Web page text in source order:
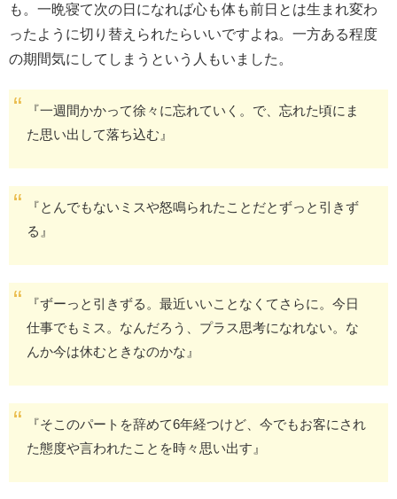
も。一晩寝て次の日になれば心も体も前日とは生まれ変わ
ったように切り替えられたらいいですよね。一方ある程度
の期間気にしてしまうという人もいました。
『一週間かかって徐々に忘れていく。で、忘れた頃にま
た思い出して落ち込む』
『とんでもないミスや怒鳴られたことだとずっと引きず
る』
『ずーっと引きずる。最近いいことなくてさらに。今日
仕事でもミス。なんだろう、プラス思考になれない。な
んか今は休むときなのかな』
『そこのパートを辞めて6年経つけど、今でもお客にされ
た態度や言われたことを時々思い出す』